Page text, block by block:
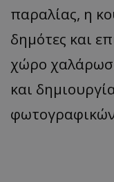
παραλίας, η
δημότες και
χώρο
και